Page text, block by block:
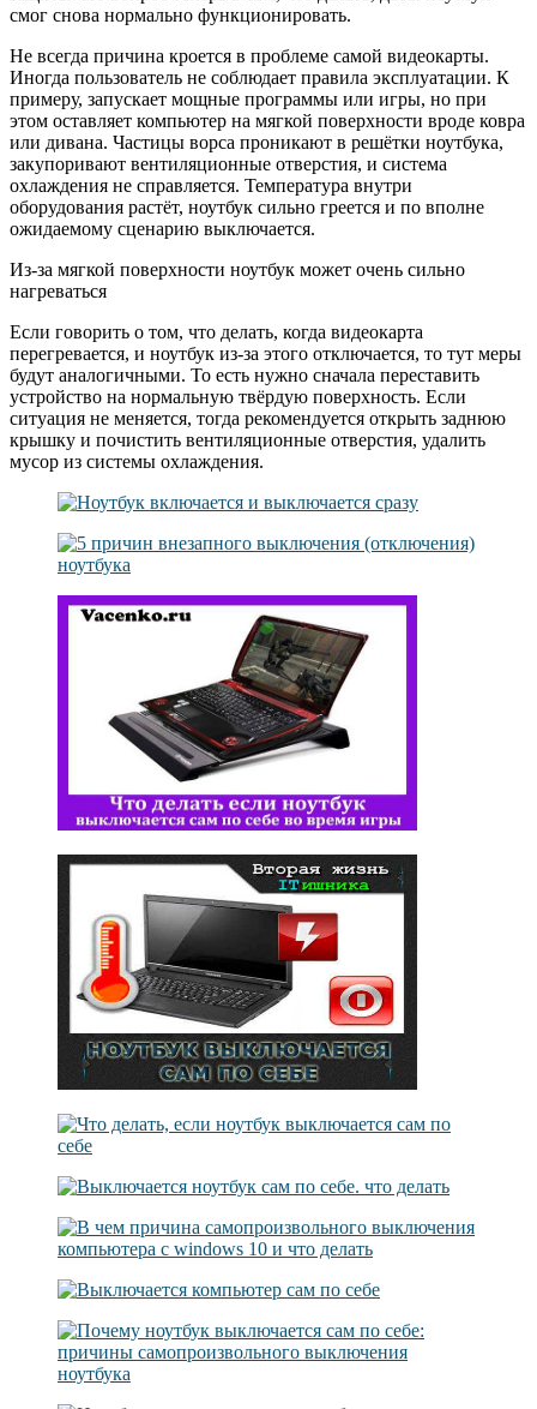
смог снова нормально функционировать.
Не всегда причина кроется в проблеме самой видеокарты.
Иногда пользователь не соблюдает правила эксплуатации. К
примеру, запускает мощные программы или игры, но при
этом оставляет компьютер на мягкой поверхности вроде ковра
или дивана. Частицы ворса проникают в решётки ноутбука,
закупоривают вентиляционные отверстия, и система
охлаждения не справляется. Температура внутри
оборудования растёт, ноутбук сильно греется и по вполне
ожидаемому сценарию выключается.
Из-за мягкой поверхности ноутбук может очень сильно
нагреваться
Если говорить о том, что делать, когда видеокарта
перегревается, и ноутбук из-за этого отключается, то тут меры
будут аналогичными. То есть нужно сначала переставить
устройство на нормальную твёрдую поверхность. Если
ситуация не меняется, тогда рекомендуется открыть заднюю
крышку и почистить вентиляционные отверстия, удалить
мусор из системы охлаждения.